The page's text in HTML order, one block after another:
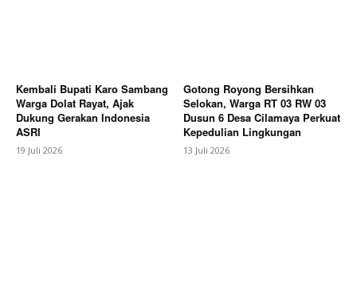
Kembali Bupati Karo Sambang
Warga Dolat Rayat, Ajak
Dukung Gerakan Indonesia
ASRI
19 Juli 2026
Gotong Royong Bersihkan
Selokan, Warga RT 03 RW 03
Dusun 6 Desa Cilamaya Perkuat
Kepedulian Lingkungan
13 Juli 2026